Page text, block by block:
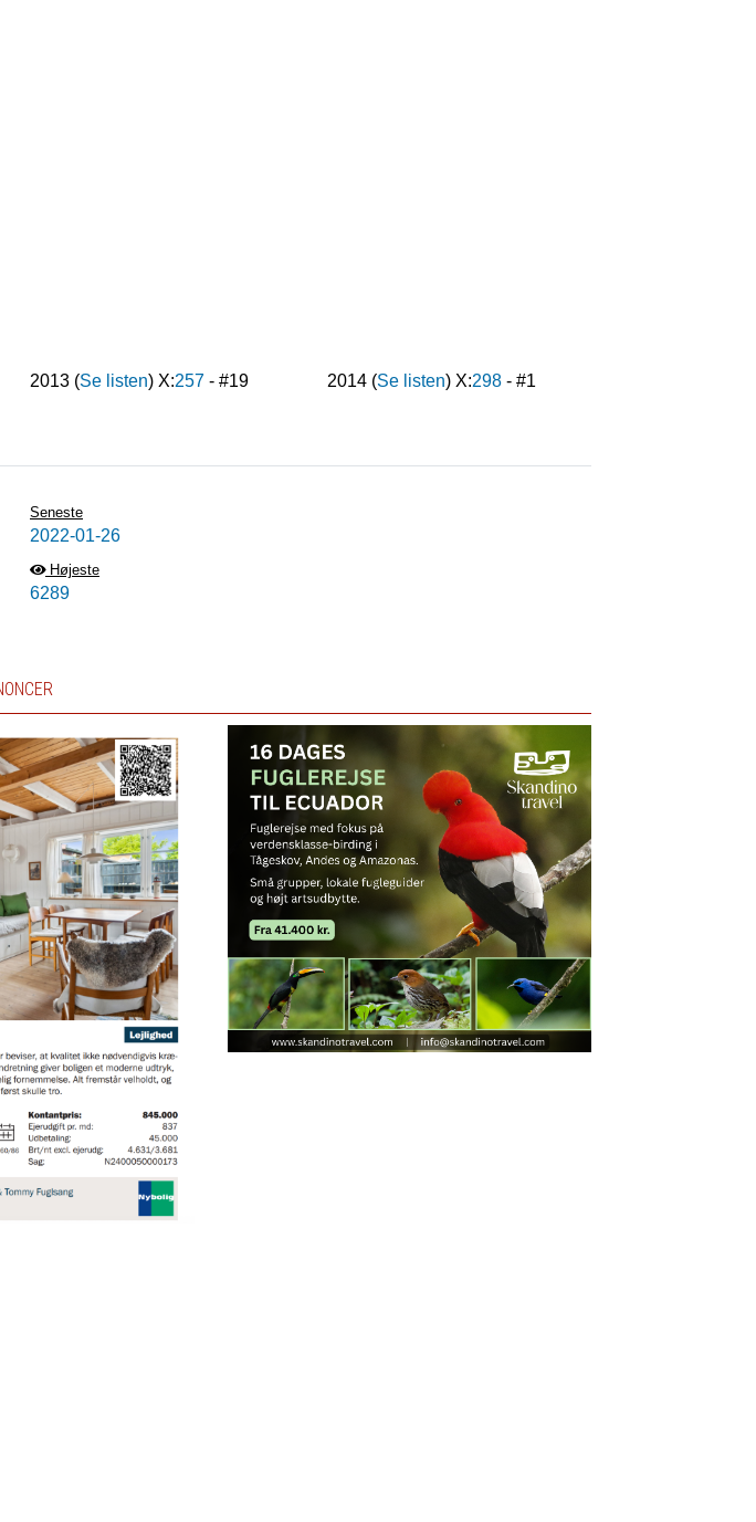
2013 (Se listen) X:257 - #19 2014(Se listen) X:298- #1
Seneste
2022-01-26
Højeste
6289